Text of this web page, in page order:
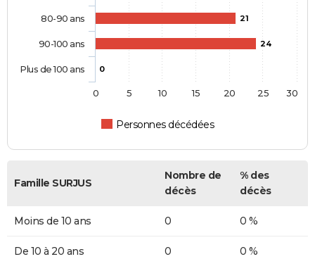
21
24
0
Personnes décédées
80-90 ans
90-100 ans
Plus de 100 ans
0 5 10 15 20 25 30
Famille SURJUS
Nombre de
décès
% des
décès
Moins de 10 ans 0 0 %
De 10 à 20 ans 0 0 %